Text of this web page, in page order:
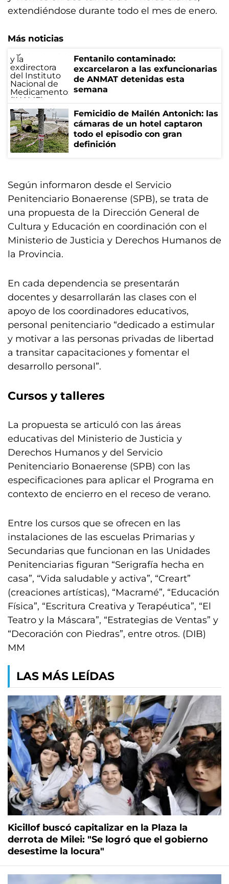
extendiéndose durante todo el mes de enero.
Más noticias
Fentanilo contaminado:
excarcelaron a las exfuncionarias
de ANMAT detenidas esta
semana
Femicidio de Mailén Antonich: las
cámaras de un hotel captaron
todo el episodio con gran
definición
Según informaron desde el Servicio
Penitenciario Bonaerense (SPB), se trata de
una propuesta de la Dirección General de
Cultura y Educación en coordinación con el
Ministerio de Justicia y Derechos Humanos de
la Provincia.
En cada dependencia se presentarán
docentes y desarrollarán las clases con el
apoyo de los coordinadores educativos,
personal penitenciario “dedicado a estimular
y motivar a las personas privadas de libertad
a transitar capacitaciones y fomentar el
desarrollo personal”.
Cursos y talleres
La propuesta se articuló con las áreas
educativas del Ministerio de Justicia y
Derechos Humanos y del Servicio
Penitenciario Bonaerense (SPB) con las
especificaciones para aplicar el Programa en
contexto de encierro en el receso de verano.
Entre los cursos que se ofrecen en las
instalaciones de las escuelas Primarias y
Secundarias que funcionan en las Unidades
Penitenciarias figuran “Serigrafía hecha en
casa”, “Vida saludable y activa”, “Creart”
(creaciones artísticas), “Macramé”, “Educación
Física”, “Escritura Creativa y Terapéutica”, “El
Teatro y la Máscara”, “Estrategias de Ventas” y
“Decoración con Piedras”, entre otros. (DIB)
MM
LAS MÁS LEÍDAS
Kicillof buscó capitalizar en la Plaza la
derrota de Milei: "Se logró que el gobierno
desestime la locura"